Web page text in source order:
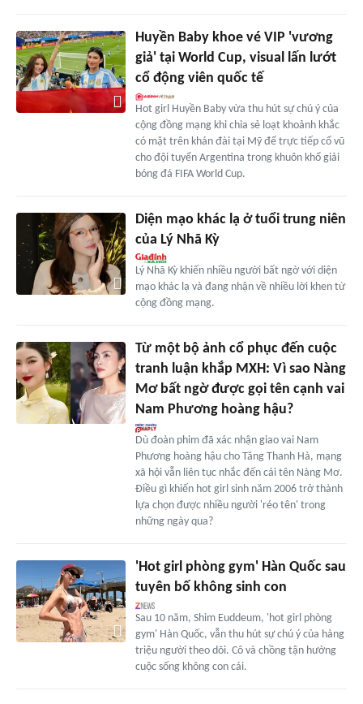
Huyền Baby khoe vé VIP 'vương
giả' tại World Cup, visual lấn lướt
cổ động viên quốc tế
Hot girl Huyền Baby vừa thu hút sự chú ý của
cộng đồng mạng khi chia sẻ loạt khoảnh khắc
có mặt trên khán đài tại Mỹ để trực tiếp cổ vũ
cho đội tuyển Argentina trong khuôn khổ giải
bóng đá FIFA World Cup.
Diện mạo khác lạ ở tuổi trung niên
của Lý Nhã Kỳ
Lý Nhã Kỳ khiến nhiều người bất ngờ với diện
mạo khác lạ và đang nhận về nhiều lời khen từ
cộng đồng mạng.
Từ một bộ ảnh cổ phục đến cuộc
tranh luận khắp MXH: Vì sao Nàng
Mơ bất ngờ được gọi tên cạnh vai
Nam Phương hoàng hậu?
Dù đoàn phim đã xác nhận giao vai Nam
Phương hoàng hậu cho Tăng Thanh Hà, mạng
xã hội vẫn liên tục nhắc đến cái tên Nàng Mơ.
Điều gì khiến hot girl sinh năm 2006 trở thành
lựa chọn được nhiều người 'réo tên' trong
những ngày qua?
'Hot girl phòng gym' Hàn Quốc sau
tuyên bố không sinh con
Sau 10 năm, Shim Euddeum, 'hot girl phòng
gym' Hàn Quốc, vẫn thu hút sự chú ý của hàng
triệu người theo dõi. Cô và chồng tận hưởng
cuộc sống không con cái.